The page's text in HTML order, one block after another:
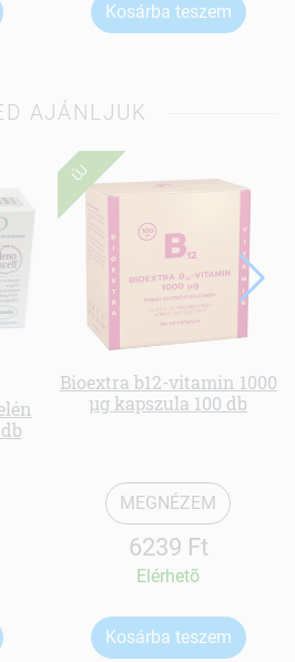
Kosárba teszem
AJÁNLJUK
ÚJ
Bioextra b12-vitamin 1000
µg kapszula 100 db
MEGNÉZEM
6239 Ft
Elérhetõ
Kosárba teszem